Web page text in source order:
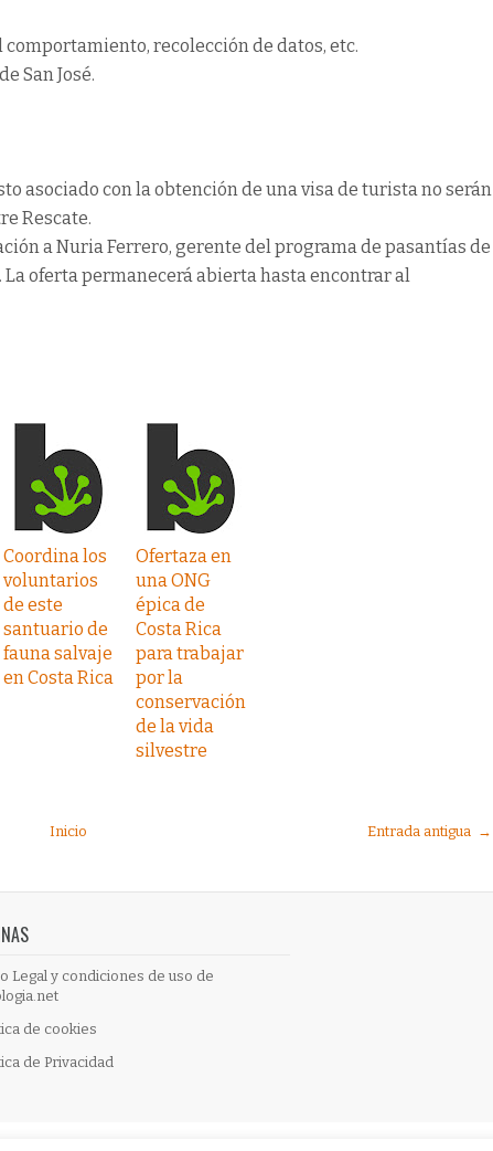
recolección de datos, etc.
San José.
asociado con la obtención de una visa de turista no serán
Rescate.
a Nuria Ferrero, gerente del programa de pasantías de
oferta permanecerá abierta hasta encontrar al
Coordina los
voluntarios
de este
santuario de
fauna salvaje
en Costa Rica
Ofertaza en
una ONG
épica de
Costa Rica
para trabajar
por la
conservación
de la vida
silvestre
Entrada antigua →
Inicio
Legal y condiciones de uso de
de cookies
de Privacidad